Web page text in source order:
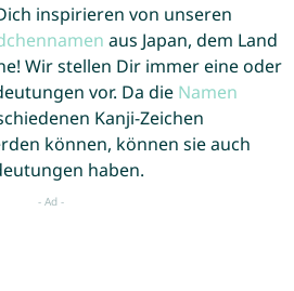
inspirieren von unseren
aus Japan, dem Land
Wir stellen Dir immer eine oder
vor. Da die Namen
Kanji-Zeichen
können, können sie auch
haben.